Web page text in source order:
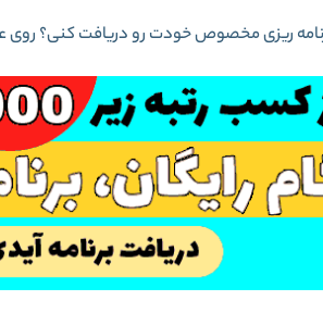
برنامه ریزی مخصوص خودت رو دریافت کنی؟